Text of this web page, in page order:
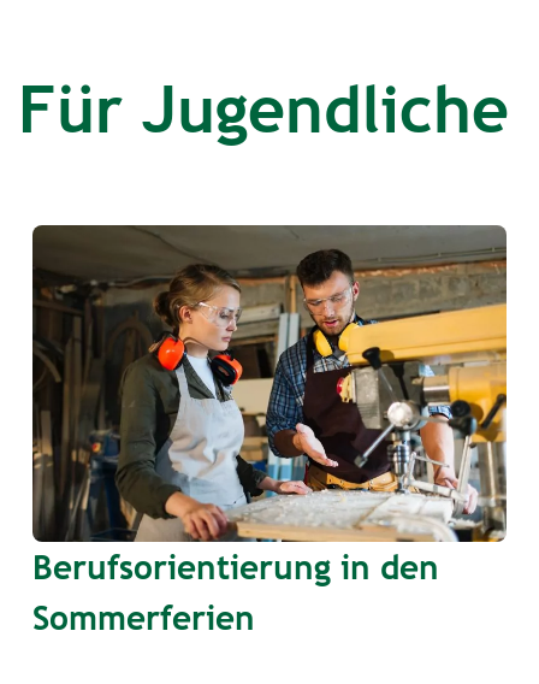
Für Jugendliche
Berufsorientierung in den
Sommerferien